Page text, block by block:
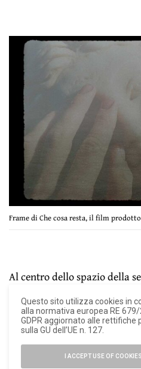
Frame di Che cosa resta, il film
Al centro dello spazio della
una piazza circondata da
che, inquadrato dalla
vivente che nel mutare dei
ora e stagione dopo
connessione che tutti i
Questo sito utilizza cookies in
alla normativa europea RE
GDPR aggiornato alle rettifiche
sulla GU dell’UE n. 127.
I ACCEPT USE OF COOKIES